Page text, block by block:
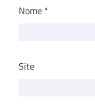
Nome *
Site